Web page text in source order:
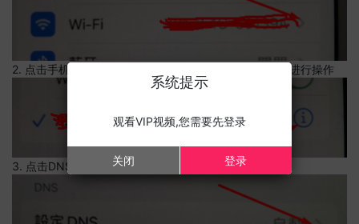
2. 点击手机的当前网络连接,上边有一个感叹号,点击可以进行操作
3. 点击DNS设置
系统提示
观看VIP视频,您需要先登录
关闭 登录